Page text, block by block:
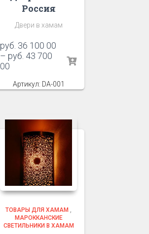
Россия
Двери в хамам
руб. 36 100 00
– руб. 43 700
00
Артикул: DA-001
ТОВАРЫ ДЛЯ ХАМАМ ,
МАРОККАНСКИЕ
СВЕТИЛЬНИКИ В ХАМАМ